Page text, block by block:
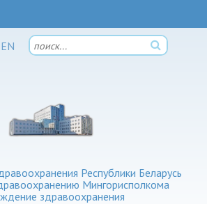
EN
Республики Беларусь
Мингорисполкома
здравоохранения